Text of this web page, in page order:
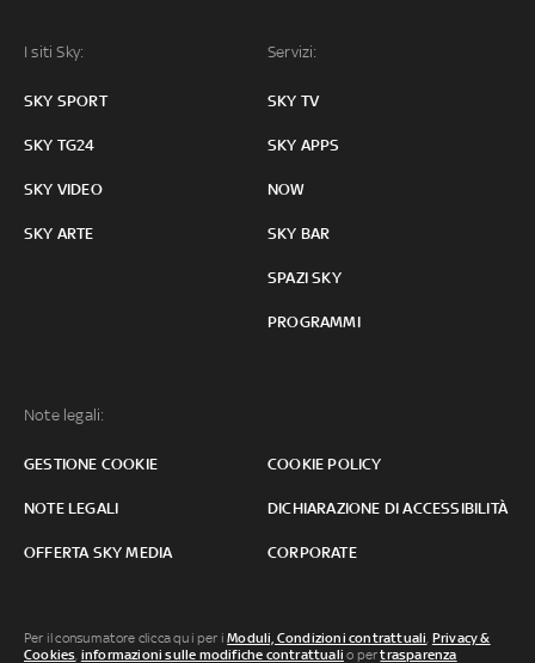
I siti Sky:
SKY SPORT
SKY TG24
SKY VIDEO
SKY ARTE
Servizi:
SKY TV
SKY APPS
NOW
SKY BAR
SPAZI SKY
PROGRAMMI
Note legali:
GESTIONE COOKIE COOKIE POLICY
NOTE LEGALI DICHIARAZIONE DI ACCESSIBILITÀ
OFFERTA SKY MEDIA CORPORATE
Per il consumatore clicca qui per iModuli, Condizioni contrattuali Privacy &
Cookies informazioni sulle modifiche contrattuali o pertrasparenza